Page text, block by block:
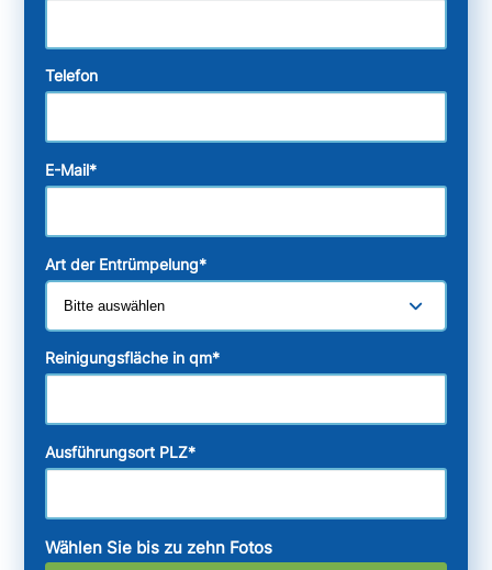
Telefon
E-Mail*
Art der Entrümpelung*
Reinigungsfläche in qm*
Ausführungsort PLZ*
Wählen Sie bis zu zehn Fotos